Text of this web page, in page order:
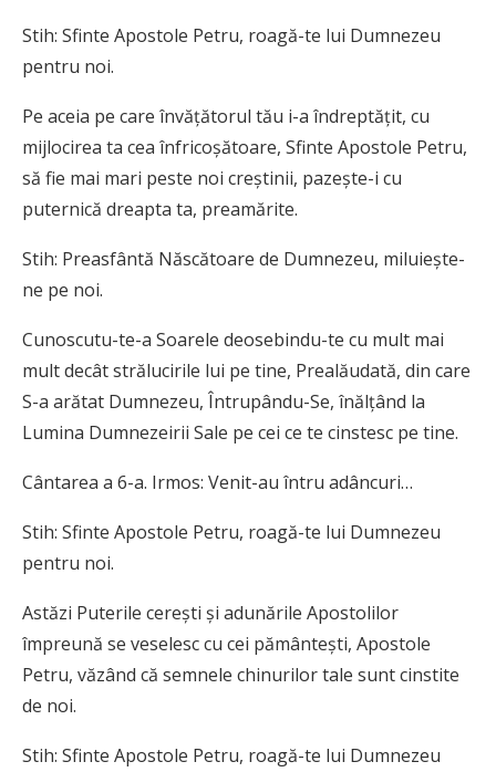
Stih: Sfinte Apostole Petru, roagă-te lui Dumnezeu
pentru noi.
Pe aceia pe care învăţătorul tău i-a îndreptăţit, cu
mijlocirea ta cea înfricoşătoare, Sfinte Apostole Petru,
să fie mai mari peste noi creştinii, pazeşte-i cu
puternică dreapta ta, preamărite.
Stih: Preasfântă Născătoare de Dumnezeu, miluieşte-
ne pe noi.
Cunoscutu-te-a Soarele deosebindu-te cu mult mai
mult decât strălucirile lui pe tine, Prealăudată, din care
S-a arătat Dumnezeu, Întrupându-Se, înălţând la
Lumina Dumnezeirii Sale pe cei ce te cinstesc pe tine.
Cântarea a 6-a. Irmos: Venit-au întru adâncuri…
Stih: Sfinte Apostole Petru, roagă-te lui Dumnezeu
pentru noi.
Astăzi Puterile cereşti şi adunările Apostolilor
împreună se veselesc cu cei pământeşti, Apostole
Petru, văzând că semnele chinurilor tale sunt cinstite
de noi.
Stih: Sfinte Apostole Petru, roagă-te lui Dumnezeu